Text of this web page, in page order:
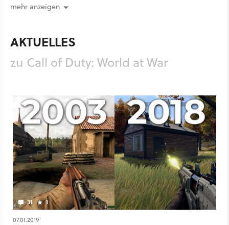
und Philipp Elsner erinnern sich, lästern und loben und am
mehr anzeigen
AKTUELLES
zu Call of Duty: World at War
31 1
07.01.2019